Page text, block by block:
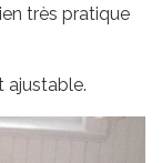
très pratique
ajustable.